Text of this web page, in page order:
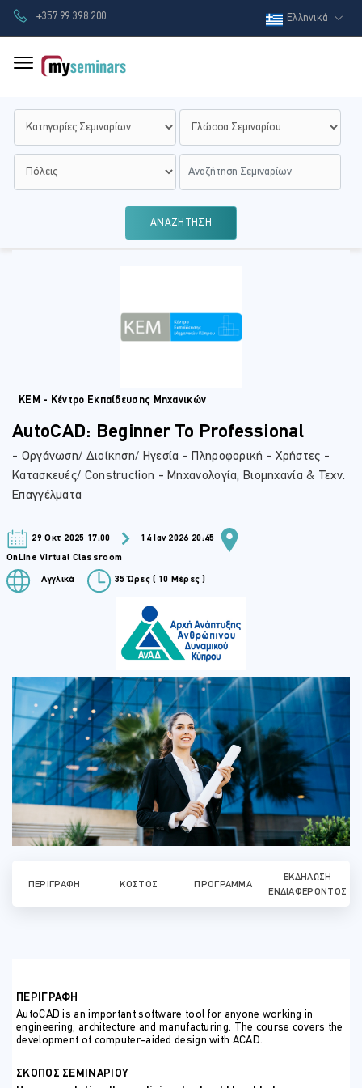
+357 99 398 200 Ελληνικά
ΑΝΑΖΗΤΗΣΗ
ΚΕΜ - Κέντρο Εκπαίδευσης Μηχανικών
AutoCAD: Beginner To Professional
- Οργάνωση/ Διοίκηση/ Ηγεσία - Πληροφορική - Χρήστες -
Κατασκευές/ Construction - Μηχανολογία, Βιομηχανία & Τεχν.
Επαγγέλματα
29 Οκτ 2025 17:00
14 Ιαν 2026 20:45
OnLine Virtual Classroom
Αγγλικά 35 Ώρες ( 10 Μέρες )
ΠΕΡΙΓΡΑΦΉ ΚΌΣΤΟΣ ΠΡΌΓΡΑΜΜΑ
ΕΚΔΉΛΩΣΗ
ΕΝΔΙΑΦΈΡΟΝΤΟΣ
ΠΕΡΙΓΡΑΦΗ
AutoCAD is an important software tool for anyone working in
engineering, architecture and manufacturing. The course covers the
development of computer-aided design with ACAD.
ΣΚΟΠΟΣ ΣΕΜΙΝΑΡΙΟΥ